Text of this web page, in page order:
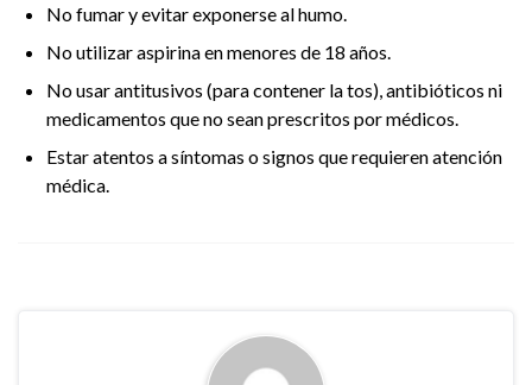
No fumar y evitar exponerse al humo.
No utilizar aspirina en menores de 18 años.
No usar antitusivos (para contener la tos), antibióticos ni
medicamentos que no sean prescritos por médicos.
Estar atentos a síntomas o signos que requieren atención
médica.